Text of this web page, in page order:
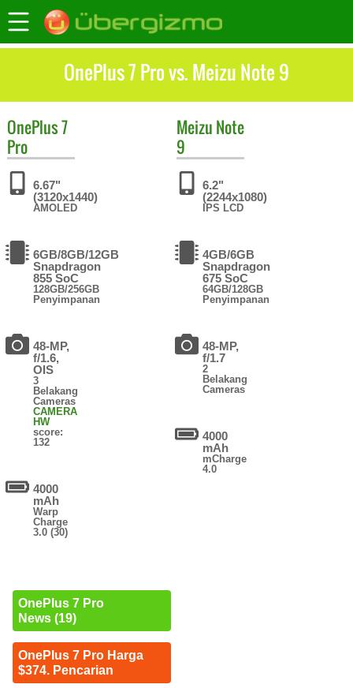
OnePlus 7 Pro vs. Meizu Note 9
OnePlus7
Pro
6.67"
(3120x1440)
AMOLED
6GB/8GB/12GB
Snapdragon
855 SoC
128GB/256GB
Penyimpanan
48-MP,
f/1.6,
OIS
3
Belakang
Cameras
CAMERA
HW
score:
132
4000
mAh
Warp
Charge
3.0 (30)
OnePlus 7 Pro
News (19)
OnePlus 7 Pro Harga
$374. Pencarian
Meizu Note
9
6.2"
(2244x1080)
IPS LCD
4GB/6GB
Snapdragon
675 SoC
64GB/128GB
Penyimpanan
48-MP,
f/1.7
2
Belakang
Cameras
4000
mAh
mCharge
4.0